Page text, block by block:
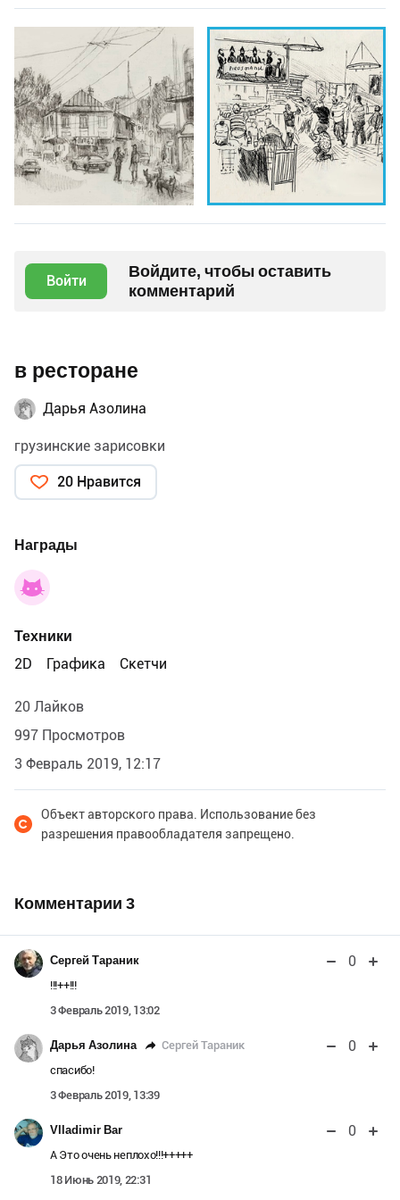
Войти
Войдите, чтобы оставить
комментарий
в ресторане
Дарья Азолина
грузинские зарисовки
20 Нравится
Награды
Техники
2D
Графика Скетчи
20 Лайков
997 Просмотров
3 Февраль 2019, 12:17
Объект авторского права. Использование без
разрешения правообладателя запрещено.
Комментарии 3
Сергей Тараник 0
!!!++!!!
3 Февраль 2019, 13:02
Дарья Азолина Сергей Тараник 0
спасибо!
3 Февраль 2019, 13:39
Vlladimir Bar 0
А Это очень неплохо!!!+++++
18 Июнь 2019, 22:31